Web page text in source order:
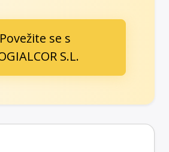
Povežite se s
S.L.